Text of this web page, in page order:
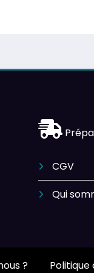
CGV
Qui
? Politique